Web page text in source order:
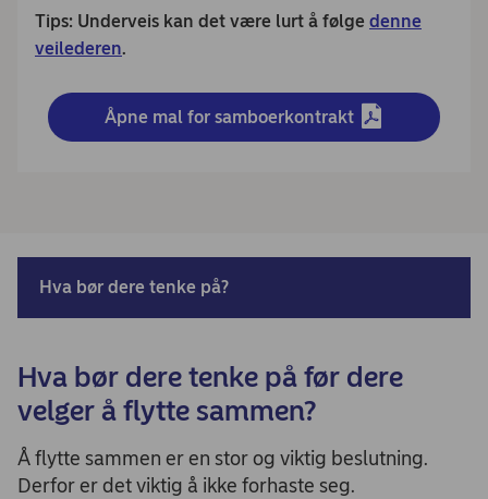
Tips: Underveis kan det være lurt å følge denne
veilederen.
Åpne mal for samboerkontrakt
Hva bør dere tenke på?
Hva bør dere tenke på før dere
velger å flytte sammen?
Å flytte sammen er en stor og viktig beslutning.
Derfor er det viktig å ikke forhaste seg.